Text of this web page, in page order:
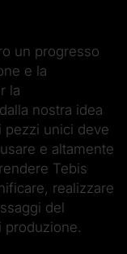
un progresso
e la
la
nostra idea
pezzi unici deve
e altamente
Tebis
realizzare
del
produzione.